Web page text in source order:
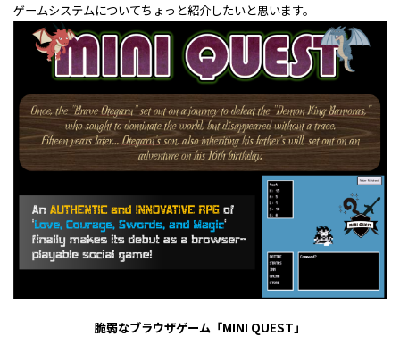
ゲームシステムについてちょっと紹介したいと思います。
脆弱なブラウザゲーム「MINI QUEST 」